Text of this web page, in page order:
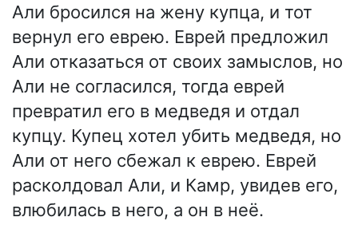
Али бросился на жену купца, и тот
вернул его еврею. Еврей предложил
Али отказаться от своих замыслов, но
Али не согласился, тогда еврей
превратил его в медведя и отдал
купцу. Купец хотел убить медведя, но
Али от него сбежал к еврею. Еврей
расколдовал Али, и Камр, увидев его,
влюбилась в него, а он в неё.